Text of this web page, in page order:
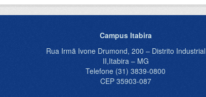
Campus Itabira
Rua Irmã Ivone Drumond, 200 – Distrito Industrial
II,Itabira – MG
Telefone (31) 3839-0800
CEP 35903-087